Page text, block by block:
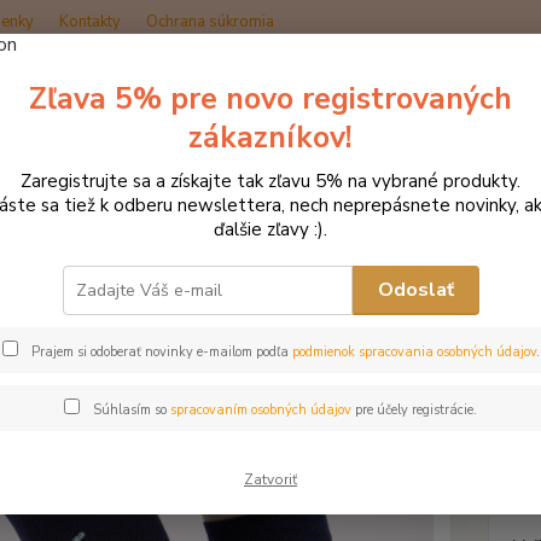
Kontakty Ochrana súkromia
Hľadať
oblečenia MONTAR ZĽAVY! MONTAR podkolienky BAMBOO
podkolienky BAMBOO
Zľava 5% pre novo registrovaných
zákazníkov!
Zaregistrujte sa a získajte tak zľavu 5% na vybrané produkty.
sa tiež k odberu newslettera, nech neprepásnete novinky,
ďalšie zľavy :).
Odoslať
Prajem si odoberať novinky e-mailom podľa podmienok spracovania osobných údajov.
Súhlasím so spracovaním osobných údajov pre účely registrácie.
Zatvoriť